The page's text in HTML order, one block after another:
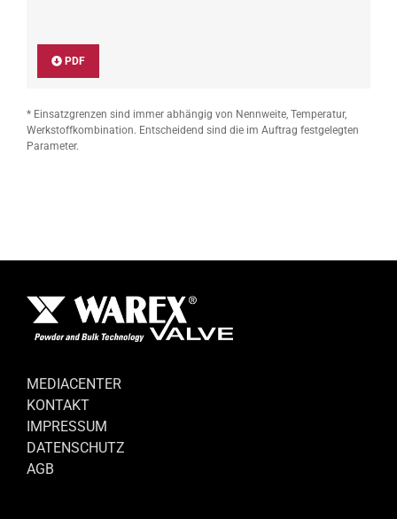
PDF
* Einsatzgrenzen sind immer abhängig von Nennweite, Temperatur,
Werkstoffkombination. Entscheidend sind die im Auftrag festgelegten
Parameter.
MEDIACENTER
KONTAKT
IMPRESSUM
DATENSCHUTZ
AGB